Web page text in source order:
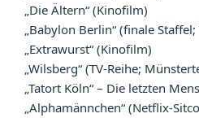
„Die Ältern“ (Kinofilm)
„Babylon Berlin“ (finale Staffel;
„Extrawurst“ (Kinofilm)
„Wilsberg“ (TV-Reihe;
„Tatort Köln“ – Die letzten
„Alphamännchen“ (Netflix-